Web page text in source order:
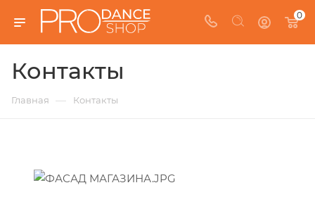
0
Контакты
Главная — Контакты